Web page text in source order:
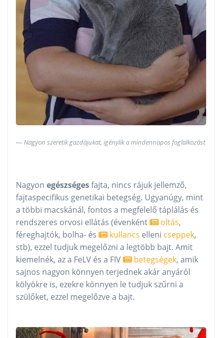
Nagyon szeretik gazdájukat, igénylik a mindennapos foglalkozást
Nagyon egészségesfajta, nincs rájuk jellemző,
fajtaspecifikus genetikai betegség. Ugyanúgy, mint
a többi macskánál, fontos a megfelelő táplálás és
rendszeres orvosi ellátás (évenként
oltás,
féreghajtók, bolha- és
kullancs elleni cseppek,
stb), ezzel tudjuk megelőzni a legtöbb bajt. Amit
kiemelnék, az a FeLV és a FIV
betegségek, amik
sajnos nagyon könnyen terjednek akár anyáról
kölyökre is, ezekre könnyen le tudjuk szűrni a
szülőket, ezzel megelőzve a bajt.